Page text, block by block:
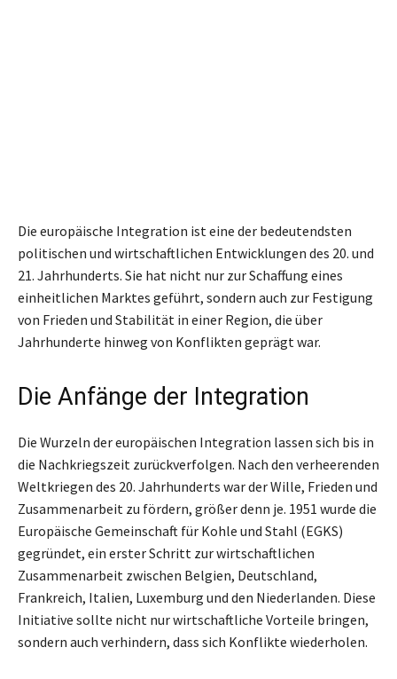
Die europäische Integration ist eine der bedeutendsten
politischen und wirtschaftlichen Entwicklungen des 20. und
21. Jahrhunderts. Sie hat nicht nur zur Schaffung eines
einheitlichen Marktes geführt, sondern auch zur Festigung
von Frieden und Stabilität in einer Region, die über
Jahrhunderte hinweg von Konflikten geprägt war.
Die Anfänge der Integration
Die Wurzeln der europäischen Integration lassen sich bis in
die Nachkriegszeit zurückverfolgen. Nach den verheerenden
Weltkriegen des 20. Jahrhunderts war der Wille, Frieden und
Zusammenarbeit zu fördern, größer denn je. 1951 wurde die
Europäische Gemeinschaft für Kohle und Stahl (EGKS)
gegründet, ein erster Schritt zur wirtschaftlichen
Zusammenarbeit zwischen Belgien, Deutschland,
Frankreich, Italien, Luxemburg und den Niederlanden. Diese
Initiative sollte nicht nur wirtschaftliche Vorteile bringen,
sondern auch verhindern, dass sich Konflikte wiederholen.